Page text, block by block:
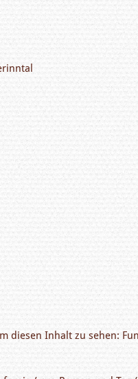
diesen Inhalt zu sehen: